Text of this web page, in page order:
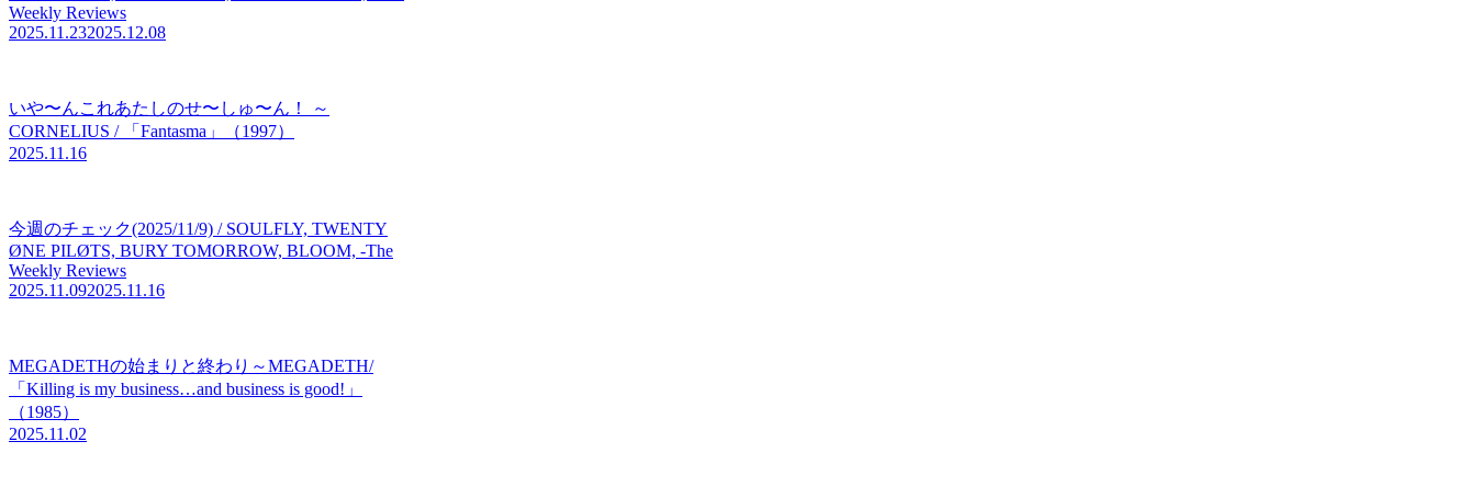
Weekly Reviews
2025.11.232025.12.08
いや〜んこれあたしのせ〜しゅ〜ん！ ～
CORNELIUS / 「Fantasma」（1997）
2025.11.16
今週のチェック(2025/11/9) / SOULFLY, TWENTY
ØNE PILØTS, BURY TOMORROW, BLOOM, -The
Weekly Reviews
2025.11.092025.11.16
MEGADETHの始まりと終わり～MEGADETH/
「Killing is my business…and business is good!」
（1985）
2025.11.02